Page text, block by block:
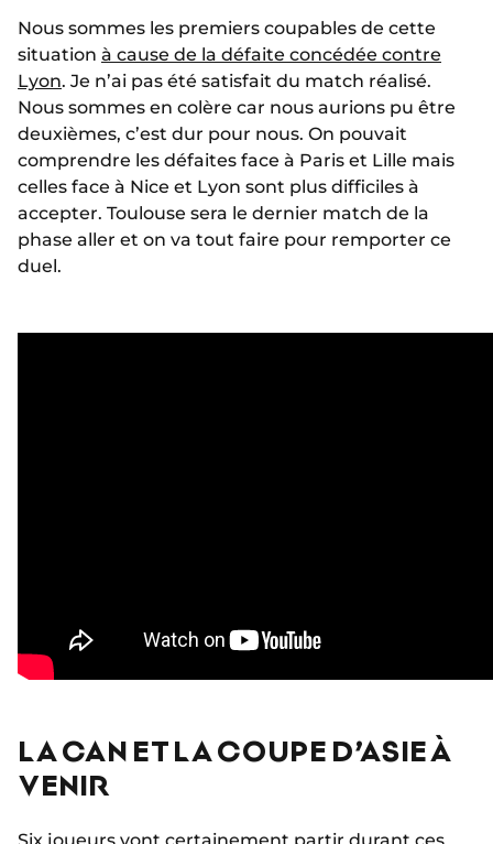
Nous sommes les premiers coupables de cette
situation à cause de la défaite concédée contre
Lyon. Je n’ai pas été satisfait du match réalisé.
Nous sommes en colère car nous aurions pu être
deuxièmes, c’est dur pour nous. On pouvait
comprendre les défaites face à Paris et Lille mais
celles face à Nice et Lyon sont plus difficiles à
accepter. Toulouse sera le dernier match de la
phase aller et on va tout faire pour remporter ce
duel.
LA CAN ET LA COUPE D’ASIE À
VENIR